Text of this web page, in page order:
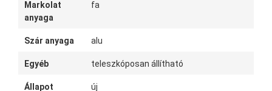
Markolat
anyaga
fa
Szár anyaga alu
Egyéb teleszkóposan állítható
Állapot új